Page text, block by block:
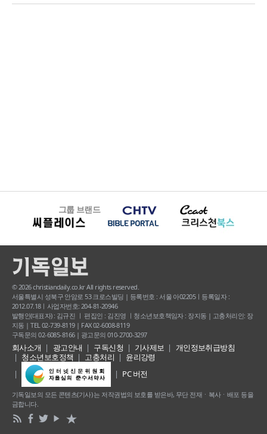
그룹 브랜드
© 2026 christiandaily.co.kr All rights reserved.
서울특별시 성북구 안암로 53 크로스빌딩 | 등록번호 : 서울 아02205ㅣ등록일자 :
2012.07.18ㅣ사업자번호: 204-81-20946
발행인(대표자) : 김규진 ㅣ 편집인 : 김진영 ㅣ청소년보호책임자 : 장지동 | 고충처리인: 장
지동 | TEL 02-739-8119 | FAX 02-6008-8119
구독문의 02-6085-8166 | 광고문의 010-2700-3297
회사소개 광고안내 구독신청 기사제보
개인정보취급방침
청소년보호정책
고충처리
윤리강령
PC 버전
기독일보의 모든 콘텐츠(기사) 는 저작권법의 보호를 받은바, 무단 전재ㆍ복사ㆍ배포 등을
금합니다.